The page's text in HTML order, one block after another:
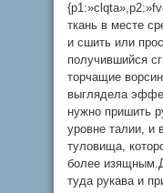
ткань в месте
и сшить или
получившийся
торчащие
выглядела
нужно пришить
уровне талии, и
туловища,
более
туда рукава и